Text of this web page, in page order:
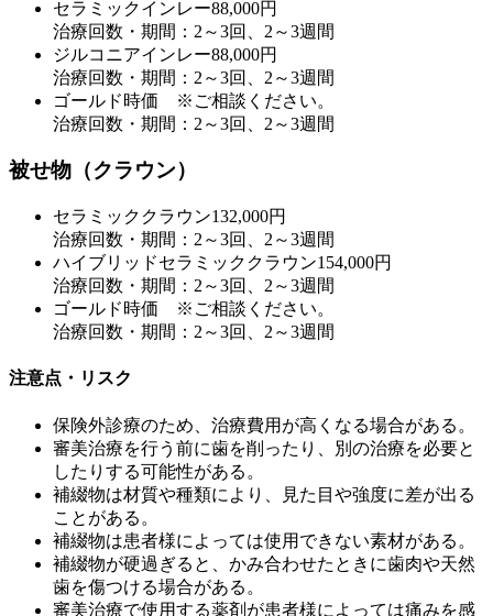
セラミックインレー88,000円
治療回数・期間：2～3回、2～3週間
ジルコニアインレー88,000円
治療回数・期間：2～3回、2～3週間
ゴールド時価 ※ご相談ください。
治療回数・期間：2～3回、2～3週間
被せ物（クラウン）
セラミッククラウン132,000円
治療回数・期間：2～3回、2～3週間
ハイブリッドセラミッククラウン154,000円
治療回数・期間：2～3回、2～3週間
ゴールド時価 ※ご相談ください。
治療回数・期間：2～3回、2～3週間
注意点・リスク
保険外診療のため、治療費用が高くなる場合がある。
審美治療を行う前に歯を削ったり、別の治療を必要と
したりする可能性がある。
補綴物は材質や種類により、見た目や強度に差が出る
ことがある。
補綴物は患者様によっては使用できない素材がある。
補綴物が硬過ぎると、かみ合わせたときに歯肉や天然
歯を傷つける場合がある。
審美治療で使用する薬剤が患者様によっては痛みを感